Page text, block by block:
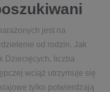
jest na
od rodzin. Jak
Dziecięcych, liczba
wciąż utrzymuje się
tylko potwierdzają